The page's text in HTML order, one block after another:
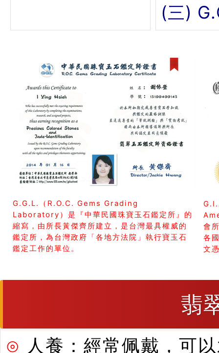
(三)
G.G.L.（R.O.C. Gems Grading
Laboratory）是『中華民國珠寶玉石鑑定所』的
縮寫，由所長黃傑齊所建立，是台灣最具權威的
鑑定所，為台灣政府「各地方法院」執行寶玉石
鑑定工作的單位。
會
各
文
翡
⊙ 人養：經常佩戴，可